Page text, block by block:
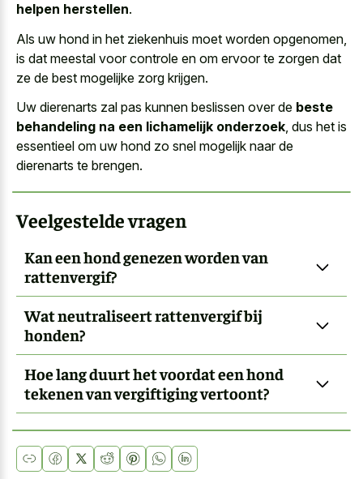
helpen herstellen.
Als uw hond in het ziekenhuis moet worden opgenomen,
is dat meestal voor controle en om ervoor te zorgen dat
ze de best mogelijke zorg krijgen.
Uw dierenarts zal pas kunnen beslissen over de beste
behandeling na een lichamelijk onderzoek, dus het is
essentieel om uw hond zo snel mogelijk naar de
dierenarts te brengen.
Veelgestelde vragen
Kan een hond genezen worden van
rattenvergif?
Wat neutraliseert rattenvergif bij
honden?
Hoe lang duurt het voordat een hond
tekenen van vergiftiging vertoont?